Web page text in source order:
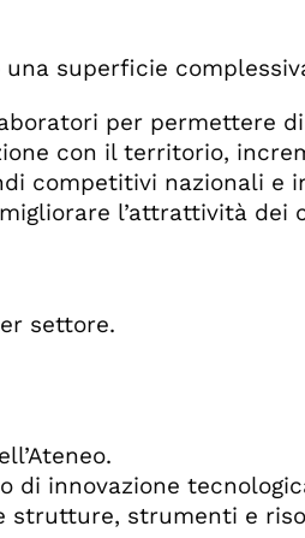
superficie
per permettere
con il territorio,
competitivi nazionali e
l’attrattività dei
settore.
di innovazione
strutture, strumenti e